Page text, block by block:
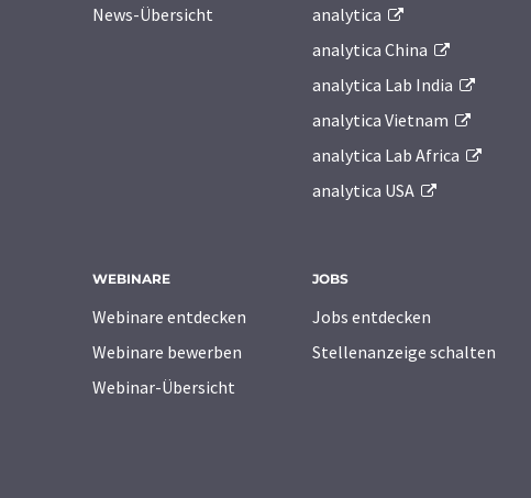
News-Übersicht
analytica
analytica China
analytica Lab India
analytica Vietnam
analytica Lab Africa
analytica USA
WEBINARE
Webinare entdecken
Webinare bewerben
Webinar-Übersicht
JOBS
Jobs entdecken
Stellenanzeige schalten